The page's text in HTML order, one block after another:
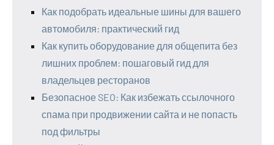
Как подобрать идеальные шины для вашего
автомобиля: практический гид
Как купить оборудование для общепита без
лишних проблем: пошаговый гид для
владельцев ресторанов
Безопасное SEO: Как избежать ссылочного
спама при продвижении сайта и не попасть
под фильтры